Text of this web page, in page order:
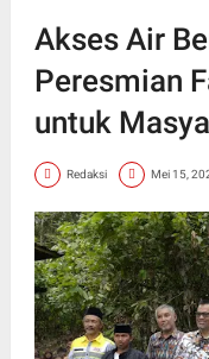
Akses Air
Peresmian
untuk
Redaksi Mei 15,